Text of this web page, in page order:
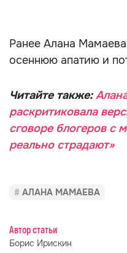
Ранее Алана Мамаева
осеннюю апатию и
Читайте также:
раскритиковала
сговоре блогеров с
реально страдают»
АЛАНА МАМАЕВА
Автор статьи
Борис Ирискин